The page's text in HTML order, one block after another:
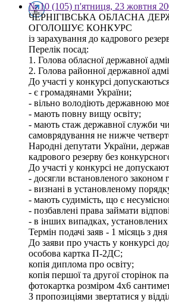
№ 10 (105) п'ятниця, 23 жовтня
ЧЕРНІГІВСЬКА ОБЛАСНА
ОГОЛОШУЄ КОНКУРС
із зарахування до кадрового
Перелік посад:
1. Голова обласної державної
2. Голова районної державної
До участі у конкурсі
- є громадянами України;
- вільно володіють державною
- мають повну вищу освіту;
- мають стаж державної служби
самоврядування не нижче
Народні депутати України,
кадрового резерву без
До участі у конкурсі не
- досягли встановленого законом
- визнані в установленому
- мають судимість, що є
- позбавлені права займати
- в інших випадках,
Термін подачі заяв - 1 місяць з
До заяви про участь у конкурсі
особова картка П-2ДС;
копія диплома про освіту;
копія першої та другої сторінок
фотокартка розміром 4х6
З пропозиціями звертатися у